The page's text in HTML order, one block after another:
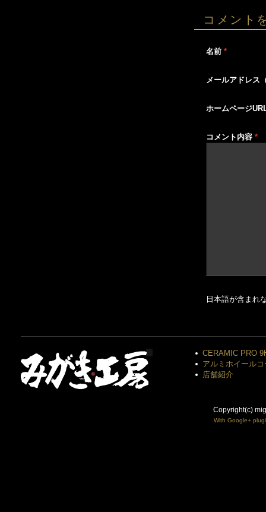
コメント
名前 *
メールアドレス
ホームページ
コメント内容 *
日本語が含まれ
CERAMIC PRO
アルミホイール
店舗紹介
Copyright(c)
With Google+